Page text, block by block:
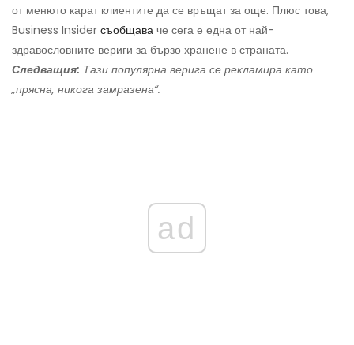
от менюто карат клиентите да се връщат за още. Плюс това,
Business Insider съобщава че сега е една от най-
здравословните вериги за бързо хранене в страната.
Следващия: Тази популярна верига се рекламира като
„прясна, никога замразена“.
ad